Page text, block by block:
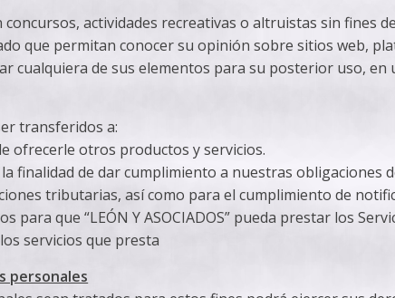
actividades recreativas o altruistas sin fines
que permitan conocer su opinión sobre sitios web,
cualquiera de sus elementos para su posterior uso, en
transferidos a:
ofrecerle otros productos y servicios.
finalidad de dar cumplimiento a nuestras obligaciones
tributarias, así como para el cumplimiento de
para que “LEÓN Y ASOCIADOS” pueda prestar los
servicios que presta
personales